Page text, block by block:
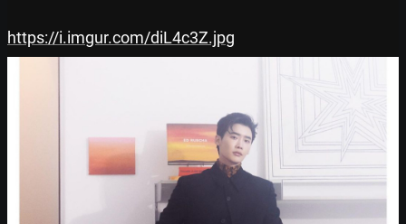
https://i.imgur.com/diL4c3Z.jpg